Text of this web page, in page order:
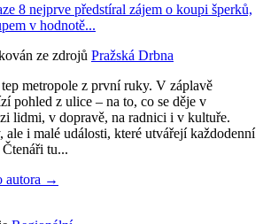
8 nejprve předstíral zájem o koupi šperků,
v hodnotě...
ze zdrojů Pražská Drbna
metropole z první ruky. V záplavě
pohled z ulice – na to, co se děje v
lidmi, v dopravě, na radnici i v kultuře.
ale i malé události, které utvářejí každodenní
tu...
autora →